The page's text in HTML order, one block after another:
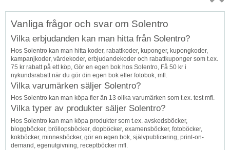
Topp
Vanliga frågor och svar om Solentro
Vilka erbjudanden kan man hitta från Solentro?
Hos Solentro kan man hitta koder, rabattkoder, kuponger, kupongkoder,
kampanjkoder, värdekoder, erbjudandekoder och rabattkuponger som t.ex.
75 kr rabatt på ett köp, Gör en egen bok hos Solentro, Få 50 kr i
nykundsrabatt när du gör din egen bok eller fotobok, mfl.
Vilka varumärken säljer Solentro?
Hos Solentro kan man köpa fler än 13 olika varumärken som t.ex. test mfl.
Vilka typer av produkter säljer Solentro?
Hos Solentro kan man köpa produkter som t.ex. avskedsböcker,
bloggböcker, bröllopsböcker, dopböcker, examensböcker, fotoböcker,
kokböcker, minnesböcker, gör en egen bok, självpublicering, print-on-
demand, egenutgivning, receptböcker mfl.